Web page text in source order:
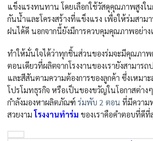
แข็งแรงทนทาน โดยเลือกใช้วัสดุคุณภาพสูงใ
กันน้ำและโครงสร้างที่แข็งแรง เพื่อให้ร่มสาม
ฝนได้ดี นอกจากนี้ยังมีการควบคุมคุณภาพอย่าง
ทำให้มั่นใจได้ว่าทุกชิ้นส่วนของร่มจะมีคุณภา
ตอนเดียวที่ผลิตจากโรงงานของเรายังสามาร
และสีสันตามความต้องการของลูกค้า ซึ่งเหมา
โปรโมทธุรกิจ หรือเป็นของขวัญในโอกาสต่า
กำลังมองหาผลิตภัณฑ์ ร่มพับ 2 ตอน ที่มีความ
สวยงามโรงงานทำร่ม ของเราคือคำตอบที่ดีที่